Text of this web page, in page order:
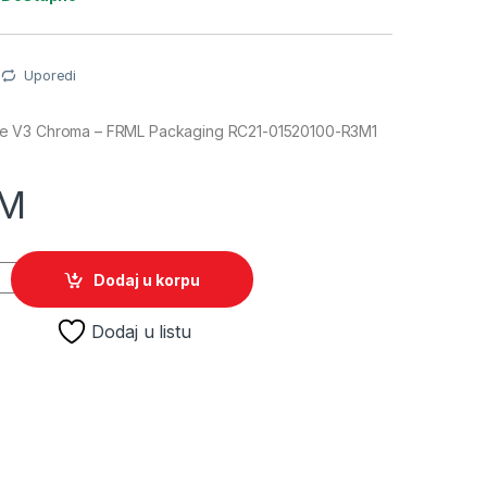
Uporedi
Chroma – FRML Packaging RC21-01520100-R3M1
V3 Chroma - FRML Packaging RC21-01520100-R3M1 quantity
Dodaj u korpu
Dodaj u listu